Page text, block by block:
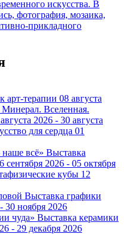
искусства. В
фотография, мозаика,
прикладного
арт-терапии 08 августа
2026 - 30 августа
для сердца 01
Выставка
сентября 2026 - 05 октября
кубы 12
Выставка графики
30 ноября 2026
Выставка керамики
- 29 декабря 2026